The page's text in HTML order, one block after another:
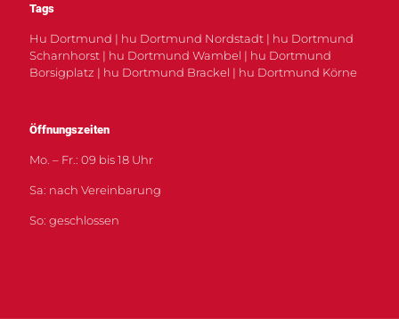
Tags
Hu Dortmund | hu Dortmund Nordstadt | hu Dortmund
Scharnhorst | hu Dortmund Wambel | hu Dortmund
Borsigplatz | hu Dortmund Brackel | hu Dortmund Körne
Öffnungszeiten
Mo. – Fr.: 09 bis 18 Uhr
Sa: nach Vereinbarung
So: geschlossen